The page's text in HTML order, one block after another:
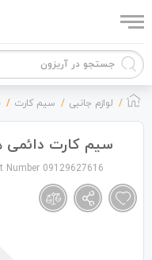
گوشی موبایل
لوازم جانبی سیم کارت
سیم کارت دائمی همراه اول
Number 09129627616